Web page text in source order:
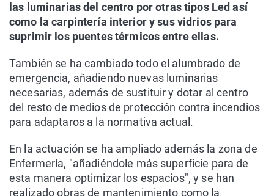
las luminarias del centro por otras tipos Led así
como la carpintería interior y sus vidrios para
suprimir los puentes térmicos entre ellas.
También se ha cambiado todo el alumbrado de
emergencia, añadiendo nuevas luminarias
necesarias, además de sustituir y dotar al centro
del resto de medios de protección contra incendios
para adaptaros a la normativa actual.
En la actuación se ha ampliado además la zona de
Enfermería, "añadiéndole más superficie para de
esta manera optimizar los espacios", y se han
realizado obras de mantenimiento como la